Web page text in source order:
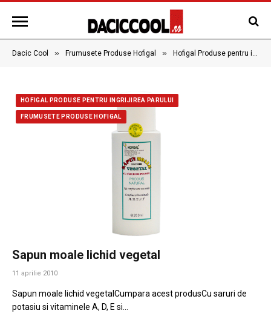
Dacic Cool » Frumusete Produse Hofigal » Hofigal Produse pentru ingrijirea parului
HOFIGAL PRODUSE PENTRU INGRIJIREA PARULUI
FRUMUSETE PRODUSE HOFIGAL
Sapun moale lichid vegetal
11 aprilie 2010
Sapun moale lichid vegetalCumpara acest produsCu saruri de
potasiu si vitaminele A, D, E si…